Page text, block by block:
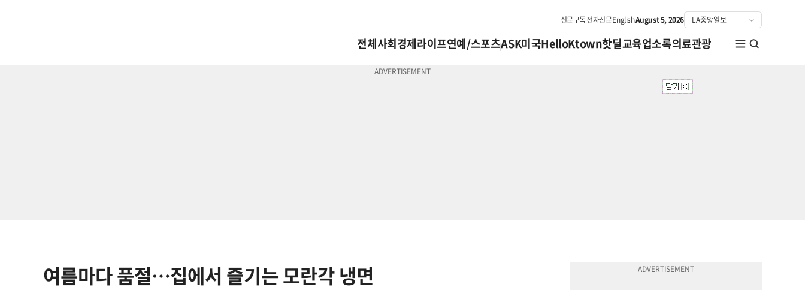
신문구독전자신문EnglishAugust 5, 2026
전체사회경제라이프연예/스포츠ASK미국HelloKtown핫딜교육업소록의료관광
여름마다 품절…집에서 즐기는 모란각 냉면